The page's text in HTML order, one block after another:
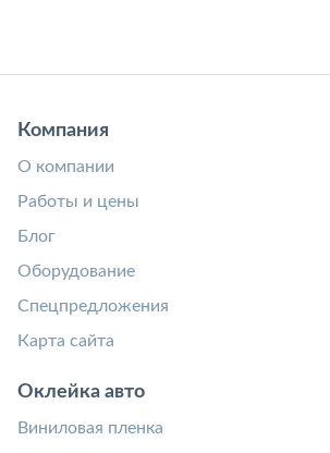
Компания
О компании
Работы и цены
Блог
Оборудование
Спецпредложения
Карта сайта
Оклейка авто
Виниловая пленка